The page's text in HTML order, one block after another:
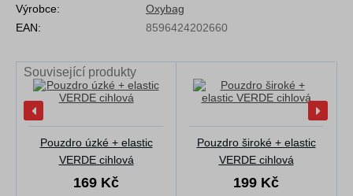
Výrobce:
Oxybag
EAN:
8596424202660
Související produkty
Pouzdro úzké + elastic
VERDE cihlová
169 Kč
Pouzdro široké + elastic
VERDE cihlová
199 Kč